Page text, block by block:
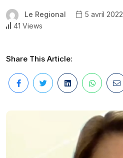
Le Regional 5 avril 2022
41 Views
Share This Article: